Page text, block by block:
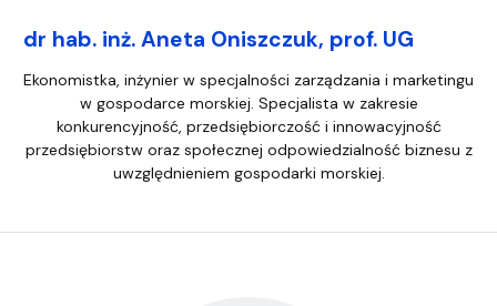
dr hab. inż. Aneta Oniszczuk, prof. UG
Ekonomistka, inżynier w specjalności zarządzania i marketingu
w gospodarce morskiej. Specjalista w zakresie
konkurencyjność, przedsiębiorczość i innowacyjność
przedsiębiorstw oraz społecznej odpowiedzialność biznesu z
uwzględnieniem gospodarki morskiej.